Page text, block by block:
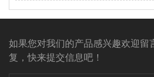
如果您对我们的产品感兴趣欢迎留
复，快来提交信息吧！